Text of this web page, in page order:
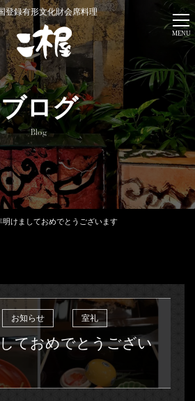
MENU
登録有形文化財会席料理
ブログ
Blog
明けましておめでとうございます
お知らせ 室礼
ておめでとうござい